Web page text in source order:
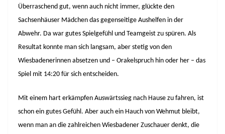
Überraschend gut, wenn auch nicht immer, glückte den
Sachsenhäuser Mädchen das gegenseitige Aushelfen in der
Abwehr. Da war gutes Spielgefühl und Teamgeist zu spüren. Als
Resultat konnte man sich langsam, aber stetig von den
Wiesbadenerinnen absetzen und – Orakelspruch hin oder her – das
Spiel mit 14:20 für sich entscheiden.
Mit einem hart erkämpfen Auswärtssieg nach Hause zu fahren, ist
schon ein gutes Gefühl. Aber auch ein Hauch von Wehmut bleibt,
wenn man an die zahlreichen Wiesbadener Zuschauer denkt, die